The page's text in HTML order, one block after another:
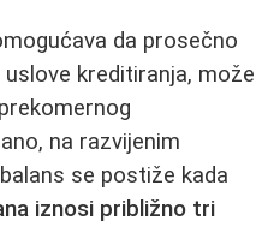
da prosečno
kreditiranja, može
na razvijenim
se postiže kada
iznosi približno tri